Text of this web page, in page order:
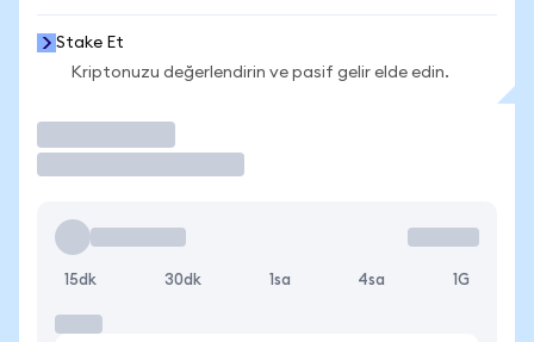
Stake Et
Kriptonuzu değerlendirin ve pasif gelir elde edin.
15dk 30dk 1sa 4sa 1G